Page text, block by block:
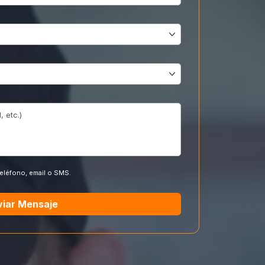
email o SMS.
Mensaje